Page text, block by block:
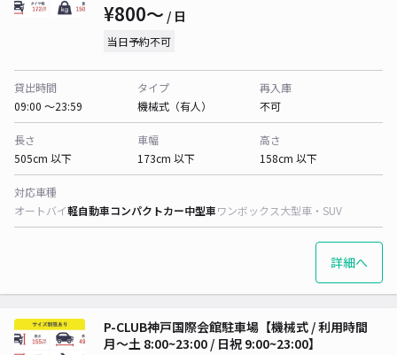
¥800〜 / 日
当日予約不可
貸出時間
09:00 〜23:59
タイプ
機械式（有人）
再入庫
不可
長さ
505cm 以下
車幅
173cm 以下
高さ
158cm 以下
対応車種
オートバイ軽自動車コンパクトカー中型車ワンボックス大型車・SUV
詳細へ
P-CLUB神戸国際会館駐車場【機械式 / 利用時間
月〜土 8:00~23:00 / 日祝 9:00~23:00】